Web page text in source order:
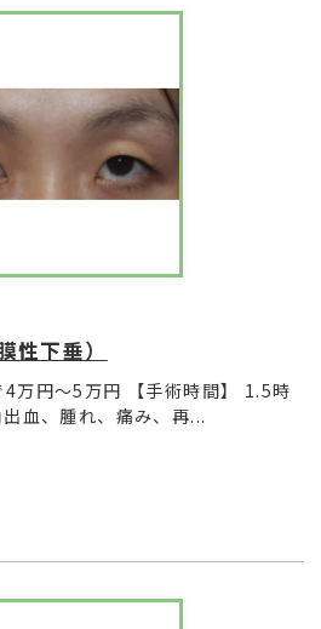
性下垂）
4万円〜5万円 【手術時間】 1.5時
血、腫れ、痛み、再...